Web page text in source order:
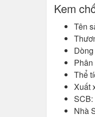
Kem
Tên
Thể
Xuất
Nhà